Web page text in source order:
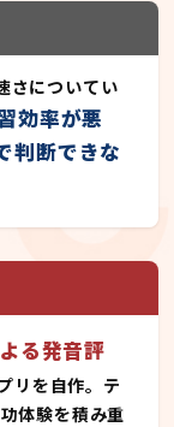
さについてい
効率が悪
判断できな
る発音評
リを自作。テ
体験を積み重